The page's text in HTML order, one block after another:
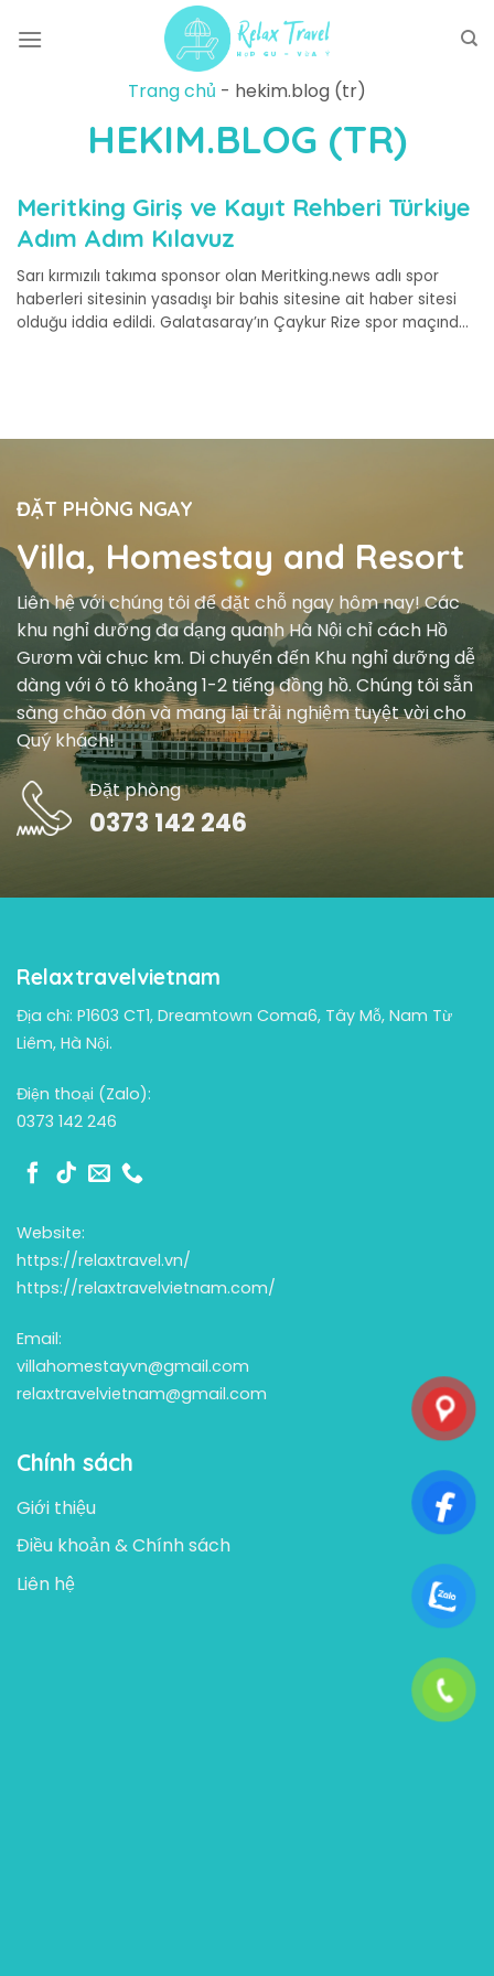
Trang chủ - hekim.blog (tr)
HEKIM.BLOG (TR)
Meritking Giriş ve Kayıt Rehberi Türkiye
Adım Adım Kılavuz
Sarı kırmızılı takıma sponsor olan Meritking.news adlı spor
haberleri sitesinin yasadışı bir bahis sitesine ait haber sitesi
olduğu iddia edildi. Galatasaray’ın Çaykur Rize spor maçında
ĐẶT PHÒNG NGAY
Villa, Homestay and Resort
Liên hệ với chúng tôi để đặt chỗ ngay hôm nay! Các
khu nghỉ dưỡng đa dạng quanh Hà Nội chỉ cách Hồ
Gươm vài chục km. Di chuyển đến Khu nghỉ dưỡng dễ
dàng với ô tô khoảng 1-2 tiếng đồng hồ. Chúng tôi sẵn
sàng chào đón và mang lại trải nghiệm tuyệt vời cho
Quý khách!
Đặt phòng
0373 142 246
Relaxtravelvietnam
Địa chỉ: P1603 CT1, Dreamtown Coma6, Tây Mỗ, Nam Từ
Liêm, Hà Nội.
Điện thoại (Zalo):
0373 142 246
Website:
https://relaxtravel.vn/
https://relaxtravelvietnam.com/
Email:
villahomestayvn@gmail.com
relaxtravelvietnam@gmail.com
Chính sách
Giới thiệu
Điều khoản & Chính sách
Liên hệ